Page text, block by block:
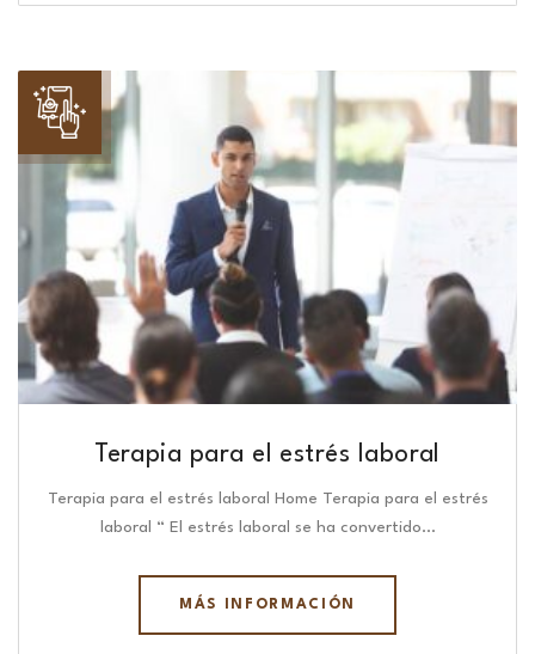
Terapia para el estrés laboral
Terapia para el estrés laboral Home Terapia para el estrés
laboral “ El estrés laboral se ha convertido…
MÁS INFORMACIÓN